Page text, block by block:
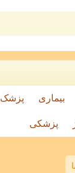
بیماری پزشک
پزشکی